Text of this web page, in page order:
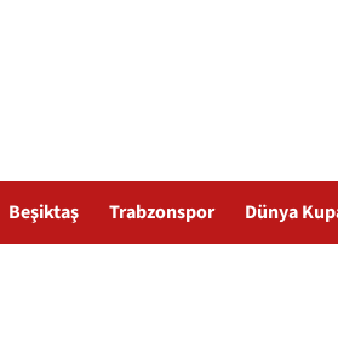
Beşiktaş Trabzonspor Dünya